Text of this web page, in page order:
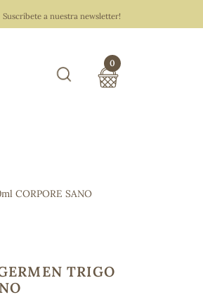
Suscríbete a nuestra newsletter!
0
CORPORE SANO
TRIGO